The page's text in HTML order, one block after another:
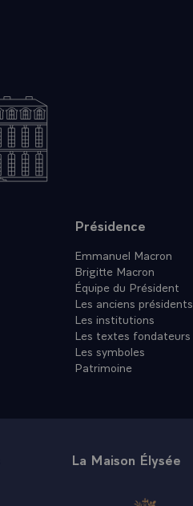
Présidence
Emmanuel Macron
Brigitte Macron
Équipe du Président
Les anciens présidents
Les institutions
Les textes fondateurs
Les symboles
Patrimoine
La Maison Élysée